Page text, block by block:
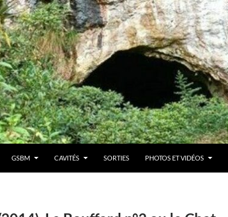
GSBM CAVITÉS SORTIES PHOTOS ET VIDÉOS